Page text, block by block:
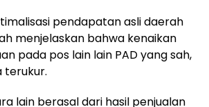
pendapatan asli daerah
menjelaskan bahwa kenaikan
pada pos lain lain PAD yang sah,
terukur.
lain berasal dari hasil penjualan